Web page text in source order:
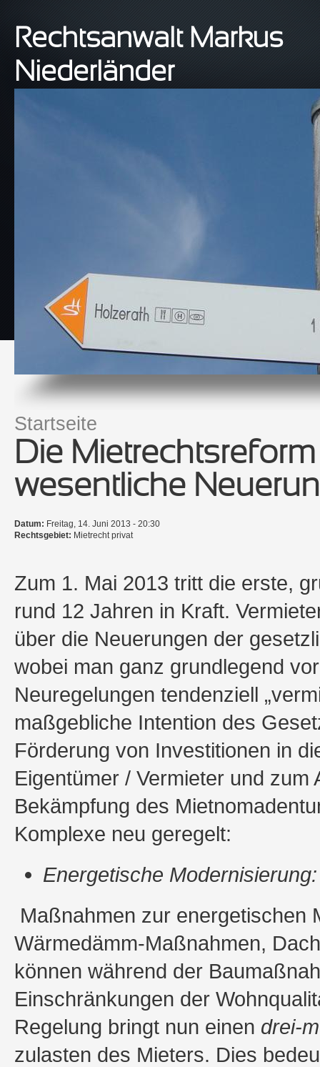
Rechtsanwalt Markus
Niederländer
Sie sind hier
Startseite
Die
wesentliche
Datum: Freitag, 14. Juni 2013 - 20:30
Rechtsgebiet: Mietrecht privat
Zum 1. Mai 2013 tritt die erste,
rund 12 Jahren in Kraft.
über die Neuerungen der
wobei man ganz grundlegend
Neuregelungen tendenziell
maßgebliche Intention des
Förderung von Investitionen in
Eigentümer / Vermieter und
Bekämpfung des
Komplexe neu geregelt:
Energetische Modernisierung:
Maßnahmen zur energetischen
Wärmedämm-Maßnahmen,
können während der
Einschränkungen der
Regelung bringt nun einen drei-
zulasten des Mieters. Dies